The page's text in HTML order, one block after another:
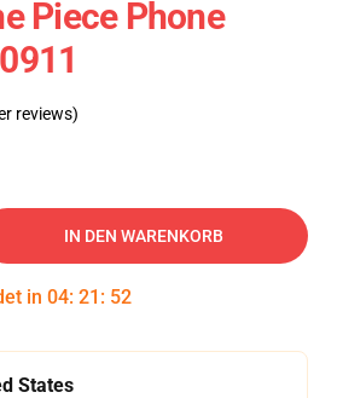
Piece Phone
reviews)
IN DEN WARENKORB
in 04: 21 : 51
States